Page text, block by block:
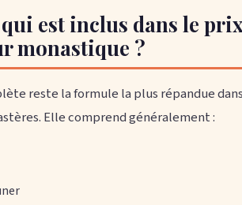
qui est inclus dans le
monastique ?
reste la formule la plus répandue
Elle comprend généralement :